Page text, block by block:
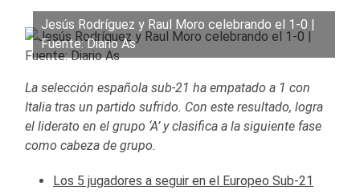
Jesús Rodríguez y Raul Moro celebrando el 1-0 |
Fuente: Diario As
La selección española sub-21 ha empatado a 1 con
Italia tras un partido sufrido. Con este resultado, logra
el liderato en el grupo ‘A’ y clasifica a la siguiente fase
como cabeza de grupo.
Los 5 jugadores a seguir en el Europeo Sub-21